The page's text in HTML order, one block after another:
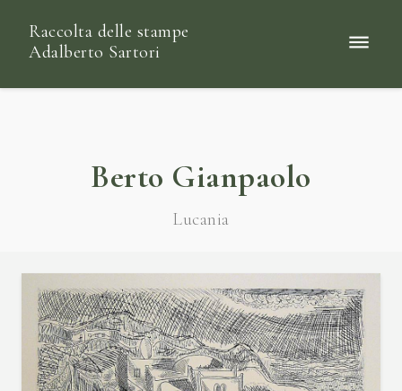
Raccolta delle stampe
Adalberto Sartori
Berto Gianpaolo
Lucania